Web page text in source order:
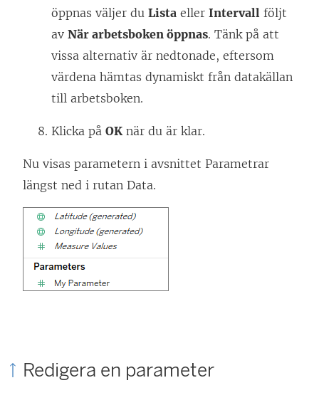
öppnas väljer du Lista eller Intervall följt
av När arbetsboken öppnas. Tänk på att
vissa alternativ är nedtonade, eftersom
värdena hämtas dynamiskt från datakällan
till arbetsboken.
Klicka på OK när du är klar.
Nu visas parametern i avsnittet Parametrar
längst ned i rutan Data.
Redigera en parameter